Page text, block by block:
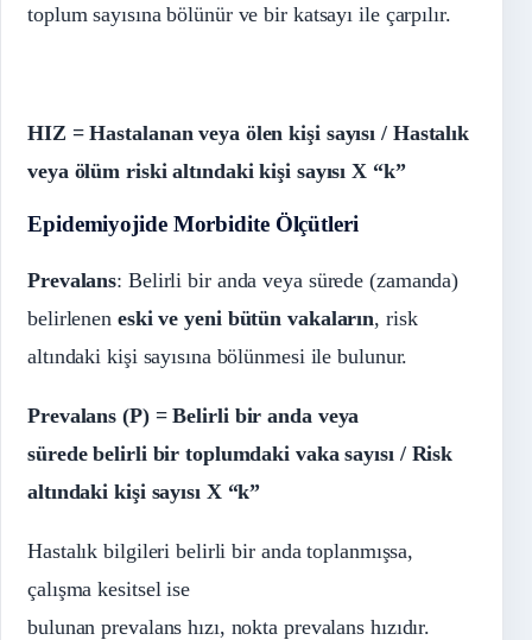
toplum sayısına bölünür ve bir katsayı ile çarpılır.
HIZ = Hastalanan veya ölen kişi sayısı / Hastalık
veya ölüm riski altındaki kişi sayısı X “k”
Epidemiyojide Morbidite Ölçütleri
Prevalans: Belirli bir anda veya sürede (zamanda)
belirlenen eski ve yeni bütün vakaların, risk
altındaki kişi sayısına bölünmesi ile bulunur.
Prevalans (P) = Belirli bir anda veya
sürede belirli bir toplumdaki vaka sayısı / Risk
altındaki kişi sayısı X “k”
Hastalık bilgileri belirli bir anda toplanmışsa,
çalışma kesitsel ise
bulunan prevalans hızı, nokta prevalans hızıdır.